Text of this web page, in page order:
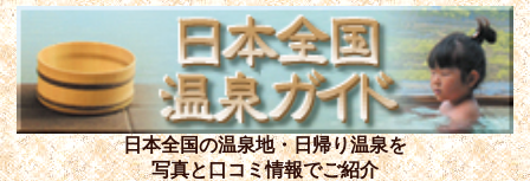
日本全国の温泉地・日帰り温泉を
写真と口コミ情報でご紹介